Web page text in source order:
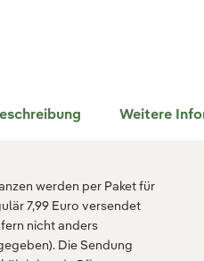
Weitere
werden per Paket für
7,99 Euro versendet
nicht anders
Die Sendung